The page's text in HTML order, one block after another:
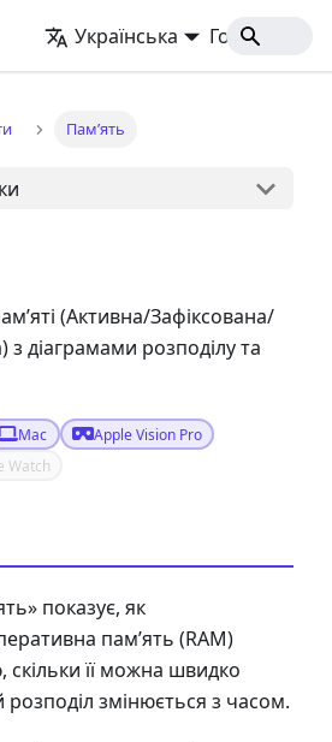
Українська Головна
Пам’ять
(Активна/Зафіксована/
з діаграмами розподілу та
Mac
Apple Vision Pro
Watch
показує, як
пам’ять (RAM)
її можна швидко
розподіл змінюється з часом.